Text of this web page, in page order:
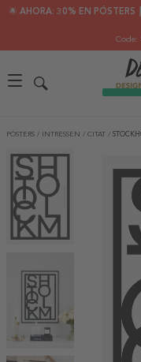
🌟 AHORA: 30% EN PÓSTERS
Code:
PÓSTERS / INTRESSEN / CITAT /